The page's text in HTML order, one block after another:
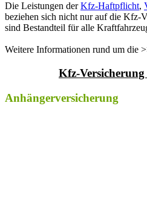
Die Leistungen derKfz-Haftpflicht,
beziehen sich nicht nur auf die Kfz-
sind Bestandteil für alle
Weitere Informationen rund um die
Kfz-
Anhängerversicherung